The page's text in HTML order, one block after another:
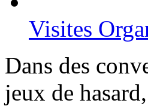
Visites
Dans des
jeux de hasard,